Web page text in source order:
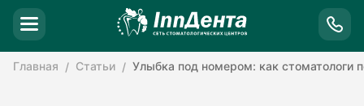
Главная Статьи Улыбка под номером: как стоматологи